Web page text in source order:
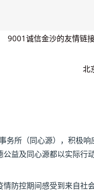
9001诚信金沙的友情链
北
所（同心源），积极响
益及同心源都以实际行
防控期间感受到来自社会